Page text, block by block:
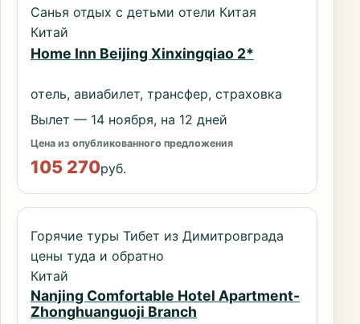
Санья отдых с детьми отели Китая
Китай
Home Inn Beijing Xinxingqiao 2*
отель, авиабилет, трансфер, страховка
Вылет — 14 ноября, на 12 дней
Цена из опубликованного предложения
105 270руб.
Горячие туры Тибет из Димитровграда
цены туда и обратно
Китай
Nanjing Comfortable Hotel Apartment-
Zhonghuanguoji Branch